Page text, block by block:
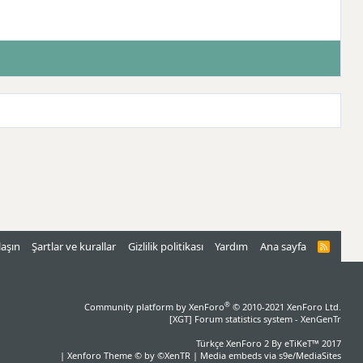
Şartlar ve kurallar Gizlilik politikası Yardım Ana sayfa
R
Community platform by XenForo® © 2010-2021 XenForo Ltd.
[XGT] Forum statistics system - XenGenTr
Türkçe XenForo 2 By eTiKeT™ 2017
| Xenforo Theme © by ©XenTR | Media embeds via s9e/MediaSites